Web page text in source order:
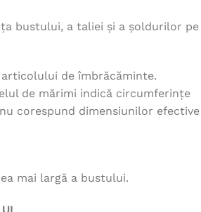
bustului, a taliei și a șoldurilor pe
de îmbrăcăminte.
de mărimi indică circumferințe
corespund dimensiunilor efective
mai largă a bustului.